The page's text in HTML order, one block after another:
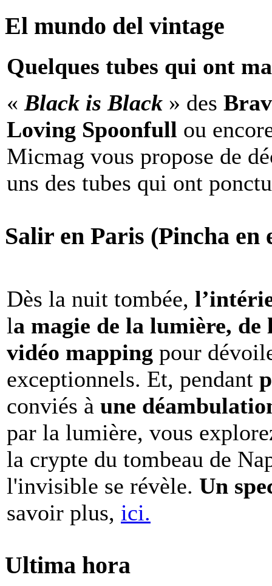
El mundo del vintage
Quelques tubes qui ont
« Black is Black » des
Loving Spoonfull ou
Micmag vous propose de
uns des tubes qui ont
Salir en Paris (Pincha en
Dès la nuit tombée,
la magie de la lumière,
vidéo mapping pour
exceptionnels. Et, pendant
conviés à une
par la lumière, vous
la crypte du tombeau de
l'invisible se révèle. Un
savoir plus, ici.
Ultima hora